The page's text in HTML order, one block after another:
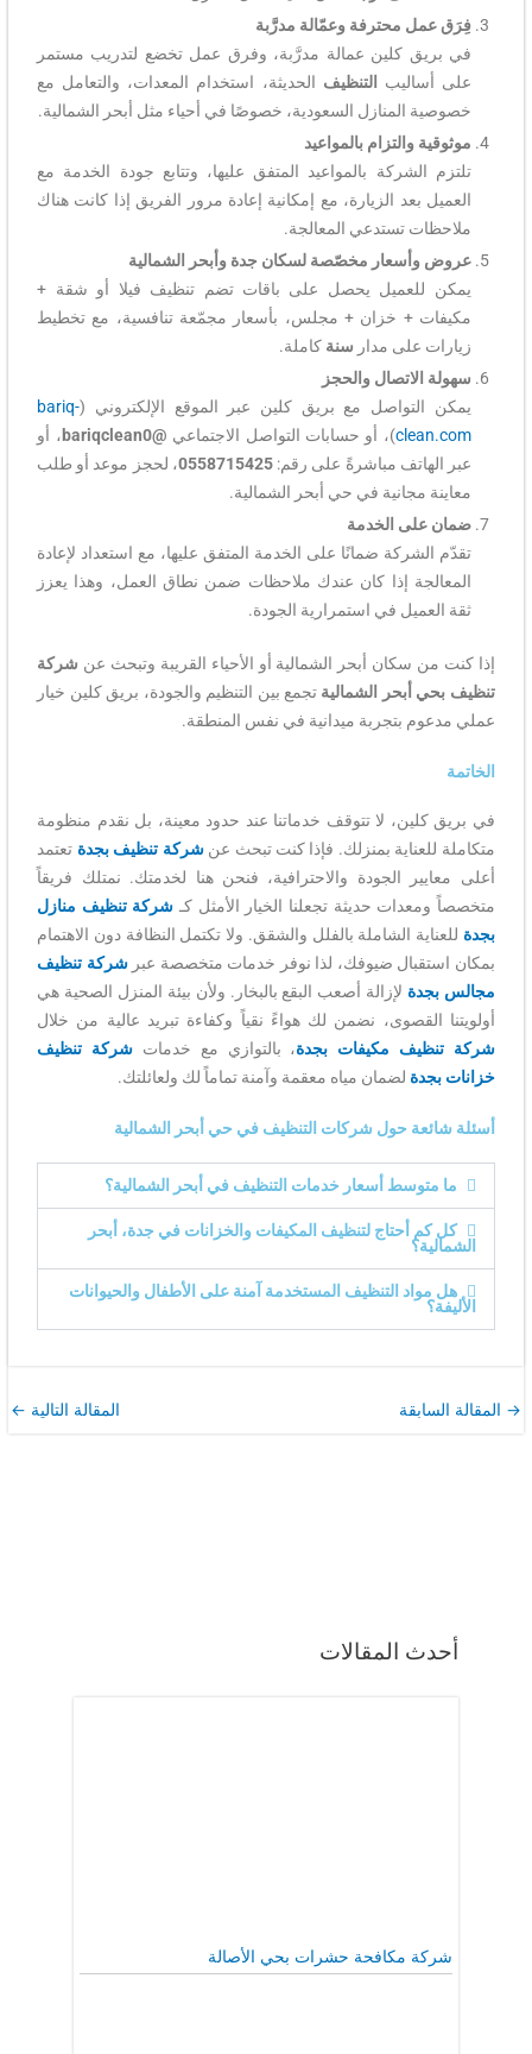
أحدث المقالات
شركة مكافحة حشرات بحي الأصالة
فِرَق عمل محترفة وعمّالة مدرَّبة
في بريق كلين عمالة مدرَّبة، وفرق عمل تخضع لتدريب مستمر
على أساليب
التنظيف الحديثة، استخدام المعدات، والتعامل مع
خصوصية المنازل السعودية، خصوصًا في أحياء مثل أبحر الشمالية.
موثوقية والتزام بالمواعيد
تلتزم الشركة بالمواعيد المتفق عليها، وتتابع جودة الخدمة مع
العميل بعد الزيارة، مع إمكانية إعادة مرور الفريق إذا كانت هناك
ملاحظات تستدعي المعالجة.
عروض وأسعار مخصّصة لسكان جدة وأبحر الشمالية
يمكن للعميل يحصل على باقات تضم تنظيف فيلا أو شقة +
مكيفات + خزان + مجلس، بأسعار مجمّعة تنافسية، مع تخطيط
زيارات على مدار سنة كاملة.
سهولة الاتصال والحجز
يمكن التواصل مع بريق كلين عبر الموقع الإلكتروني (bariq-
clean.com)، أو حسابات التواصل الاجتماعي @bariqclean0
، أو
عبر الهاتف مباشرةً على رقم:0558715425، لحجز موعد أو طلب
معاينة مجانية في حي أبحر الشمالية.
ضمان على الخدمة
تقدّم الشركة ضمانًا على الخدمة المتفق عليها، مع استعداد لإعادة
المعالجة إذا كان عندك ملاحظات ضمن نطاق العمل، وهذا يعزز
ثقة العميل في استمرارية الجودة.
إذا كنت من سكان أبحر الشمالية أو الأحياء القريبة وتبحث عن شركة
تنظيف بحي أبحر الشمالية تجمع بين التنظيم والجودة، بريق كلين خيار
عملي مدعوم بتجربة ميدانية في نفس المنطقة.
الخاتمة
في بريق كلين، لا تتوقف خدماتنا عند حدود معينة، بل نقدم منظومة
متكاملة للعناية بمنزلك. فإذا كنت تبحث عنشركة تنظيف بجدة تعتمد
أعلى معايير الجودة والاحترافية، فنحن هنا لخدمتك. نمتلك فريقاً
متخصصاً ومعدات حديثة تجعلنا الخيار الأمثل كـ شركة تنظيف منازل
بجدة للعناية الشاملة بالفلل والشقق. ولا تكتمل النظافة دون الاهتمام
بمكان استقبال ضيوفك، لذا نوفر خدمات متخصصة عبرشركة تنظيف
مجالس بجدة لإزالة أصعب البقع بالبخار. ولأن بيئة المنزل الصحية هي
أولويتنا القصوى، نضمن لك هواءً نقياً وكفاءة تبريد عالية من خلال
شركة تنظيف مكيفات بجدة، بالتوازي مع خدماتشركة تنظيف
خزانات بجدة لضمان مياه معقمة وآمنة تماماً لك ولعائلتك.
أسئلة شائعة حول شركات التنظيف في حي أبحر الشمالية
ما متوسط أسعار خدمات التنظيف في أبحر الشمالية؟
كل كم أحتاج لتنظيف المكيفات والخزانات في جدة، أبحر
الشمالية؟
هل مواد التنظيف المستخدمة آمنة على الأطفال والحيوانات
الأليفة؟
→ المقالة السابقة المقالة التالية ←